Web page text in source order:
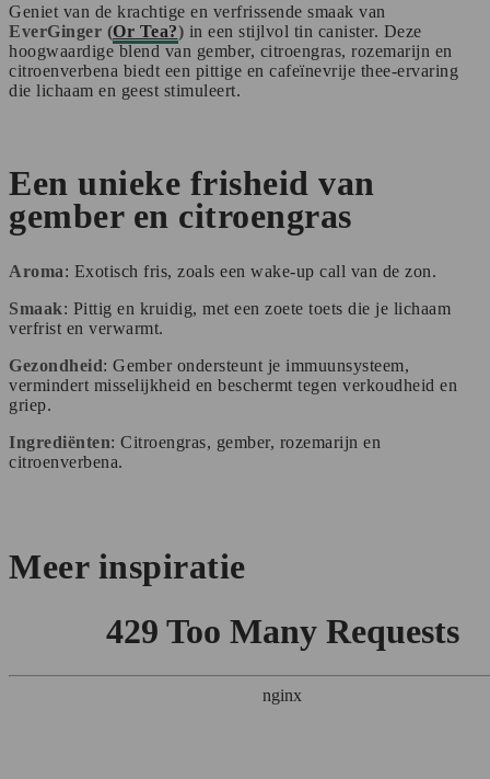
Geniet van de krachtige en verfrissende smaak van
EverGinger (Or Tea?) in een stijlvol tin canister. Deze
hoogwaardige blend van gember, citroengras, rozemarijn en
citroenverbena biedt een pittige en cafeïnevrije thee-ervaring
die lichaam en geest stimuleert.
Een unieke frisheid van
gember en citroengras
Aroma: Exotisch fris, zoals een wake-up call van de zon.
Smaak: Pittig en kruidig, met een zoete toets die je lichaam
verfrist en verwarmt.
Gezondheid: Gember ondersteunt je immuunsysteem,
vermindert misselijkheid en beschermt tegen verkoudheid en
griep.
Ingrediënten: Citroengras, gember, rozemarijn en
citroenverbena.
Meer inspiratie